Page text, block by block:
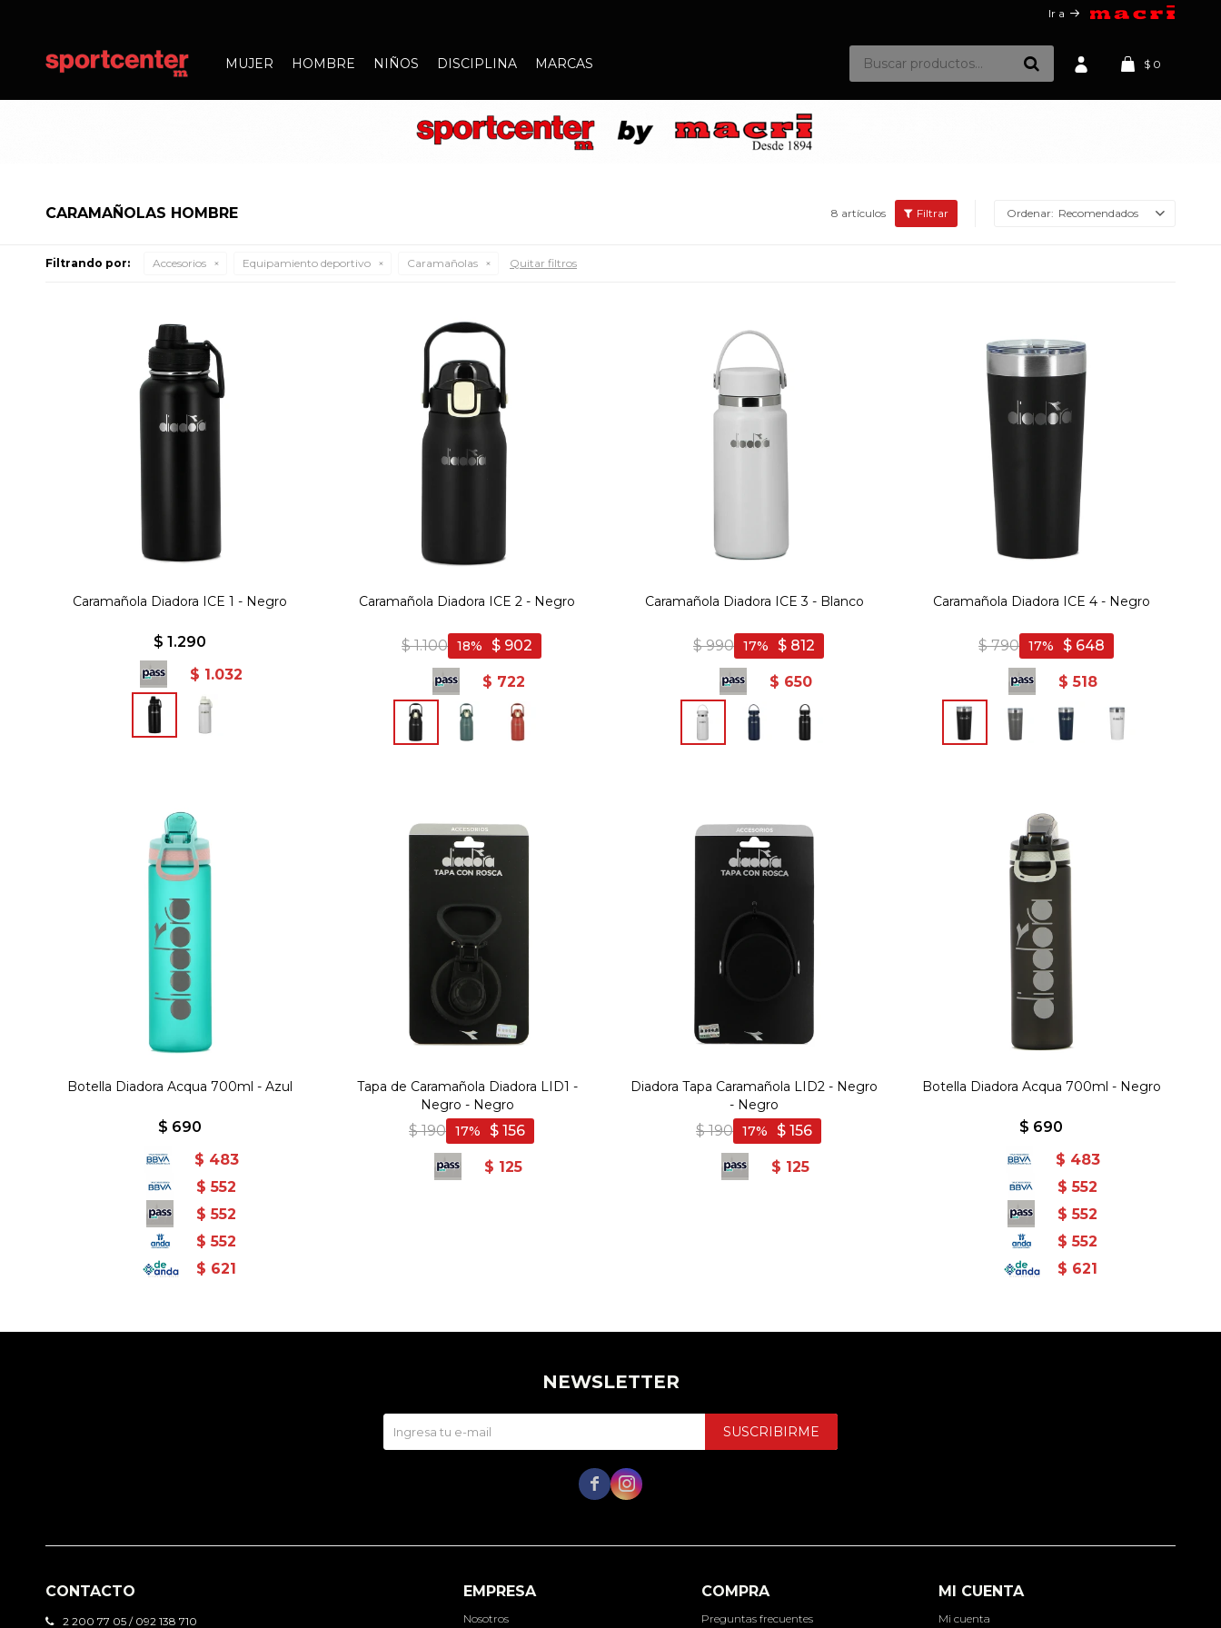
MUJER HOMBRE NIÑOS DISCIPLINA MARCAS $ 0
Ir a
CARAMAÑOLAS HOMBRE 8 artículos Recomendados
Filtrando por: Accesorios Equipamiento deportivo Caramañolas Quitar filtros
Caramañola Diadora ICE 1 - Negro
$ 1.290
$ 1.032
Caramañola Diadora ICE 2 - Negro
$ 1.100 $ 902
18
$ 722
Caramañola Diadora ICE 3 - Blanco
$ 990 $ 812
17
$ 650
Caramañola Diadora ICE 4 - Negro
$ 790 $ 648
17
$ 518
Botella Diadora Acqua 700ml - Azul
$ 690
$ 483
$ 552
$ 552
$ 552
$ 621
Tapa de Caramañola Diadora LID1 -
Negro - Negro
$ 190 $ 156
17
$ 125
Diadora Tapa Caramañola LID2 - Negro
- Negro
$ 190 $ 156
17
$ 125
Botella Diadora Acqua 700ml - Negro
$ 690
$ 483
$ 552
$ 552
$ 552
$ 621
CONTACTO
2 200 77 05 / 092 138 710
EMPRESA
Nosotros
COMPRA
Preguntas frecuentes
MI CUENTA
Mi cuenta
NEWSLETTER
SUSCRIBIRME
 